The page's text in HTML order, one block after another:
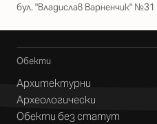
бул. "Владислав Варненчик" №31
Обекти
Архитектурни
Археологически
Обекти без статут